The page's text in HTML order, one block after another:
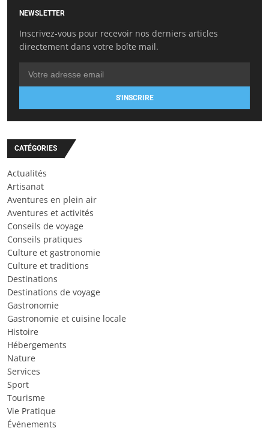
NEWSLETTER
Inscrivez-vous pour recevoir nos derniers articles
directement dans votre boîte mail.
S'INSCRIRE
CATÉGORIES
Actualités
Artisanat
Aventures en plein air
Aventures et activités
Conseils de voyage
Conseils pratiques
Culture et gastronomie
Culture et traditions
Destinations
Destinations de voyage
Gastronomie
Gastronomie et cuisine locale
Histoire
Hébergements
Nature
Services
Sport
Tourisme
Vie Pratique
Événements